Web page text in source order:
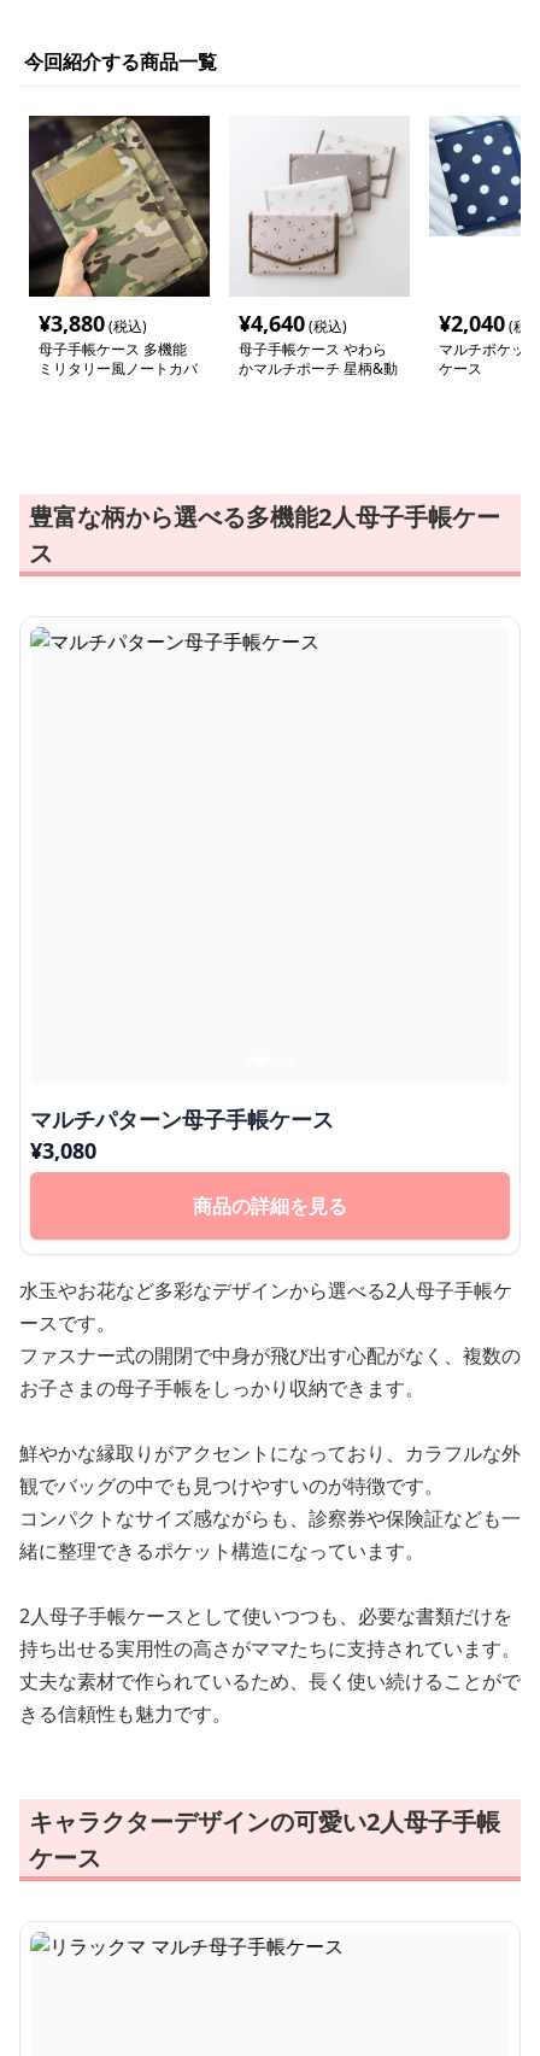
今回紹介する商品一覧
¥3,880(税込)
母子手帳ケース 多機能
ミリタリー風ノートカバ
¥4,640(税込)
母子手帳ケース やわら
かマルチポーチ 星柄&動
¥2,040(税
マルチポケッ
ケース
豊富な柄から選べる多機能2人母子手帳ケー
ス
マルチパターン母子手帳ケース
¥3,080
商品の詳細を見る
水玉やお花など多彩なデザインから選べる2人母子手帳ケ
ースです。
ファスナー式の開閉で中身が飛び出す心配がなく、複数の
お子さまの母子手帳をしっかり収納できます。
鮮やかな縁取りがアクセントになっており、カラフルな外
観でバッグの中でも見つけやすいのが特徴です。
コンパクトなサイズ感ながらも、診察券や保険証なども一
緒に整理できるポケット構造になっています。
2人母子手帳ケースとして使いつつも、必要な書類だけを
持ち出せる実用性の高さがママたちに支持されています。
丈夫な素材で作られているため、長く使い続けることがで
きる信頼性も魅力です。
キャラクターデザインの可愛い2人母子手帳
ケース